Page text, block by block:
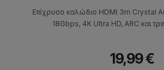
Επίχρυσο καλώδιο HDMI 3m Crystal
18Gbps, 4K Ultra HD, ARC και
19,99 €